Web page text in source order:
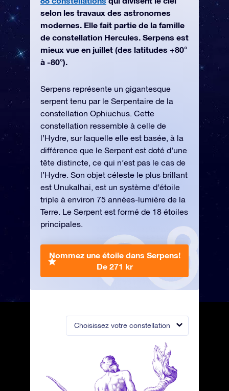
Choisissez votre constellation
selon les travaux des astronomes
modernes. Elle fait partie de la famille
de constellation Hercules. Serpens est
mieux vue en juillet (des latitudes +80°
à -80°).
Serpens représente un gigantesque
serpent tenu par le Serpentaire de la
constellation Ophiuchus. Cette
constellation ressemble à celle de
l’Hydre, sur laquelle elle est basée, à la
différence que le Serpent est doté d’une
tête distincte, ce qui n’est pas le cas de
l’Hydre. Son objet céleste le plus brillant
est Unukalhai, est un système d’étoile
triple à environ 75 années-lumière de la
Terre. Le Serpent est formé de 18 étoiles
principales.
Nommez une étoile dans Serpens!
De 271 kr